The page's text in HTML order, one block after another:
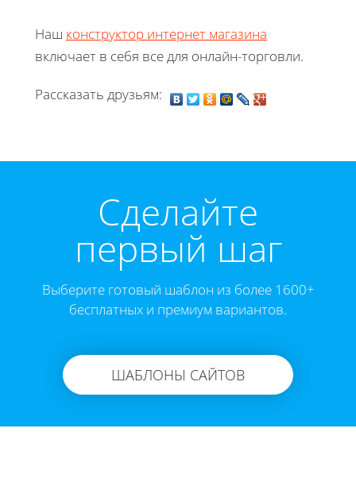
Наш конструктор интернет магазина
включает в себя все для онлайн-торговли.
Рассказать друзьям:
Cделайте
первый шаг
Выберите готовый шаблон из более 1600+
бесплатных и премиум вариантов.
ШАБЛОНЫ САЙТОВ